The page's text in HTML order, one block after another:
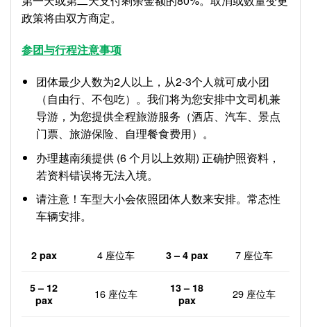
政策将由双方商定。
参团与行程注意事项
团体最少人数为2人以上，从2-3个人就可成小团
（自由行、不包吃）。我们将为您安排中文司机兼
导游，为您提供全程旅游服务（酒店、汽车、景点
门票、旅游保险、自理餐食费用）。
办理越南须提供 (6 个月以上效期) 正确护照资料，
若资料错误将无法入境。
请注意！车型大小会依照团体人数来安排。常态性
车辆安排。
2 pax 4 座位车 3 – 4 pax 7 座位车
5 – 12
pax
16 座位车
13 – 18
pax
29 座位车